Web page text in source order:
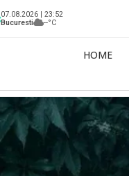
07.08.2026 | 23:52
Bucuresti
--°C
HOME